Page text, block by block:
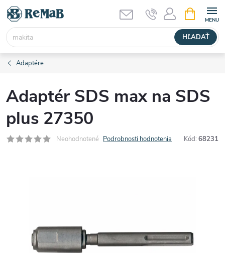
Prejsť
obsah
HĽADAŤ
KOŠÍK
Adaptére
Adaptér SDS max na SDS
plus 27350
Neohodnotené Podrobnosti hodnotenia Kód: 68231